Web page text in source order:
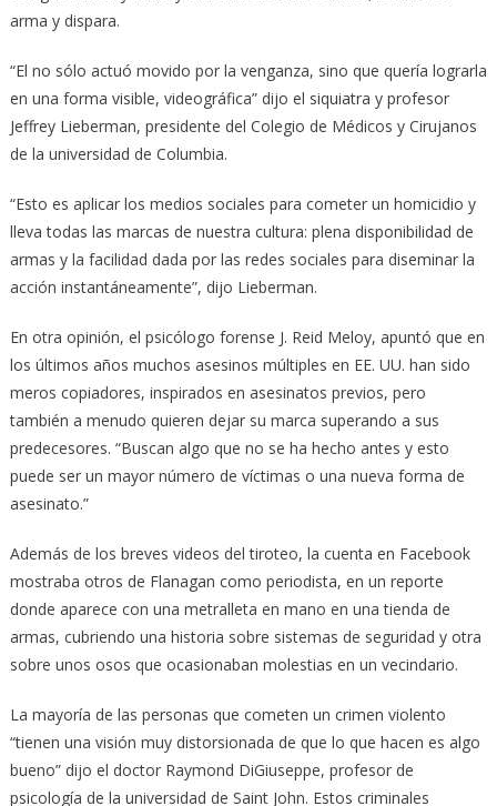
arma y dispara.
“El no sólo actuó movido por la venganza, sino que quería lograrla
en una forma visible, videográfica” dijo el siquiatra y profesor
Jeffrey Lieberman, presidente del Colegio de Médicos y Cirujanos
de la universidad de Columbia.
“Esto es aplicar los medios sociales para cometer un homicidio y
lleva todas las marcas de nuestra cultura: plena disponibilidad de
armas y la facilidad dada por las redes sociales para diseminar la
acción instantáneamente”, dijo Lieberman.
En otra opinión, el psicólogo forense J. Reid Meloy, apuntó que en
los últimos años muchos asesinos múltiples en EE. UU. han sido
meros copiadores, inspirados en asesinatos previos, pero
también a menudo quieren dejar su marca superando a sus
predecesores. “Buscan algo que no se ha hecho antes y esto
puede ser un mayor número de víctimas o una nueva forma de
asesinato.”
Además de los breves videos del tiroteo, la cuenta en Facebook
mostraba otros de Flanagan como periodista, en un reporte
donde aparece con una metralleta en mano en una tienda de
armas, cubriendo una historia sobre sistemas de seguridad y otra
sobre unos osos que ocasionaban molestias en un vecindario.
La mayoría de las personas que cometen un crimen violento
“tienen una visión muy distorsionada de que lo que hacen es algo
bueno” dijo el doctor Raymond DiGiuseppe, profesor de
psicología de la universidad de Saint John. Estos criminales